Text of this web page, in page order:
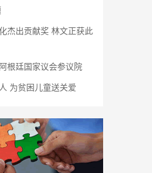
杰出贡献奖 林文正获此
根廷国家议会参议院
为贫困儿童送关爱